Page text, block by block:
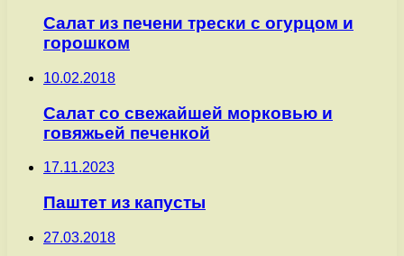
Салат из печени трески с огурцом и
горошком
10.02.2018
Салат со свежайшей морковью и
говяжьей печенкой
17.11.2023
Паштет из капусты
27.03.2018